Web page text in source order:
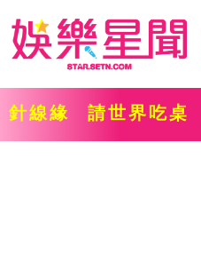
針線緣 請世界吃桌